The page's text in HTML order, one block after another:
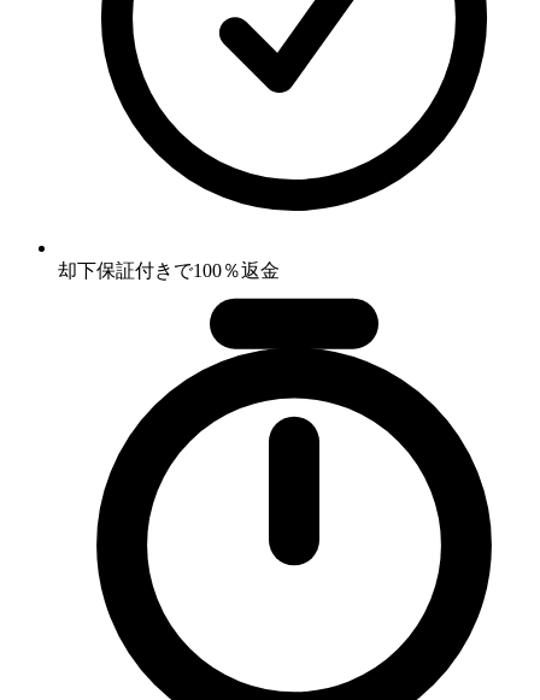
却下保証付きで100％返金